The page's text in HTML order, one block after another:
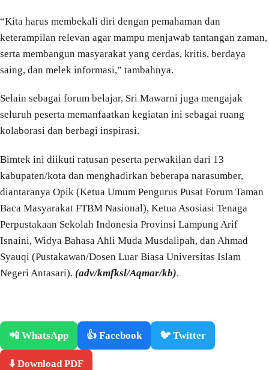
“Kita harus membekali diri dengan pemahaman dan
keterampilan relevan agar mampu menjawab tantangan zaman,
serta membangun masyarakat yang cerdas, kritis, berdaya
saing, dan melek informasi,” tambahnya.
Selain sebagai forum belajar, Sri Mawarni juga mengajak
seluruh peserta memanfaatkan kegiatan ini sebagai ruang
kolaborasi dan berbagi inspirasi.
Bimtek ini diikuti ratusan peserta perwakilan dari 13
kabupaten/kota dan menghadirkan beberapa narasumber,
diantaranya Opik (Ketua Umum Pengurus Pusat Forum Taman
Baca Masyarakat FTBM Nasional), Ketua Asosiasi Tenaga
Perpustakaan Sekolah Indonesia Provinsi Lampung Arif
Isnaini, Widya Bahasa Ahli Muda Musdalipah, dan Ahmad
Syauqi (Pustakawan/Dosen Luar Biasa Universitas Islam
Negeri Antasari). (adv/kmfksl/Aqmar/kb).
📲 WhatsApp 👍 Facebook 🐦 Twitter
⬇️ Download PDF